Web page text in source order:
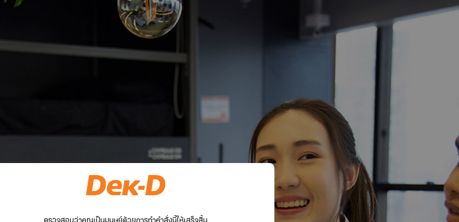
ตรวจสอบว่าคุณเป็นมนุษย์ด้วยการทำคำสั่งนี้ให้เสร็จสิ้น